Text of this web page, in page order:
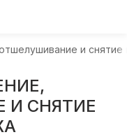
и снятие
И СНЯТИЕ